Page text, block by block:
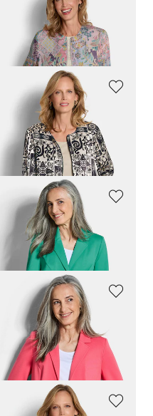
Leichter Blouson aus Viskose-Satin
219,00 CHF279,00 CHF
Edler Blouson aus Viskose-Satin
139,00 CHF239,00 CHF
GOLDNER
Jersey-Blazer mit Reverskragen
159,00 CHF179,00 CHF
GOLDNER
Jersey-Blazer mit Reverskragen
159,00 CHF179,00 CHF